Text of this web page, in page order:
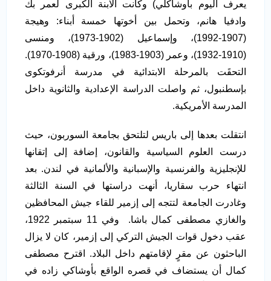
يعرف اليوم بأوشاكلي) وكانت الابنة الكبرى لعمر بك
وادفيا هانم، وتحمل بين أخوتها خمسة أبناء: وهيجة
(1907‑1992)، وإسماعيل (1902‑1973)، ومنسى
(1910‑1932)، وعمر (1903‑1983)، ورقية (1908‑1970).
التحقَت بالمرحلة الابتدائية في مدرسة أنرفوتكوى
بإسطنبول، ثم واصلت الدراسة الإعدادية والثانوية داخل
المدرسة الأمريكية.
انتقلت بعدها إلى باريس لتلتحق بجامعة السوربون، حيث
درست العلوم السياسية والقانون، إضافة إلى إتقانها
للإنجليزية والفرنسية والإسبانية والألمانية في لندن. بعد
انتهاء حرب سقاريا، أنهت دراستها في السنة الثالثة
وغادرت الجامعة لتتجه إلى إزمير للقاء جيش المحافظين
والغازي مصطفى كمال باشا. وفي 11 سبتمبر 1922،
عقب دخول قوات الجيش التركي إلى إزمير، كان لا يزال
الباحثون عن مقرٍ لإقامتهم داخل البلاد. اقترح مصطفى
كمال أن يستضاف في قصره الواقع بأوشاكي زاده في